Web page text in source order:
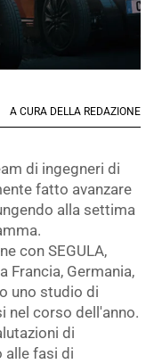
A CURA DELLA REDAZIONE
di ingegneri di
fatto avanzare
alla settima
con SEGULA,
Francia, Germania,
uno studio di
nel corso dell'anno.
di
alle fasi di